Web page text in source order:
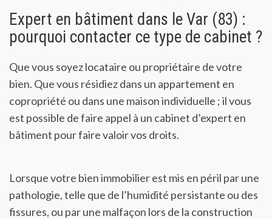
Expert en bâtiment dans le Var (83) :
pourquoi contacter ce type de cabinet ?
Que vous soyez locataire ou propriétaire de votre
bien. Que vous résidiez dans un appartement en
copropriété ou dans une maison individuelle ; il vous
est possible de faire appel à un cabinet d’expert en
bâtiment pour faire valoir vos droits.
Lorsque votre bien immobilier est mis en péril par une
pathologie, telle que de l’humidité persistante ou des
fissures, ou par une malfaçon lors de la construction